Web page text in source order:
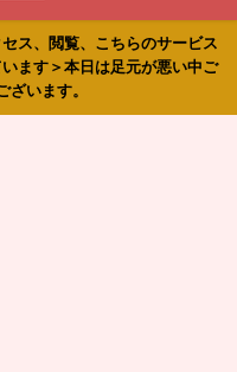
ス、閲覧、こちらのサービス
ます＞本日は足元が悪い中ご
ざいます。